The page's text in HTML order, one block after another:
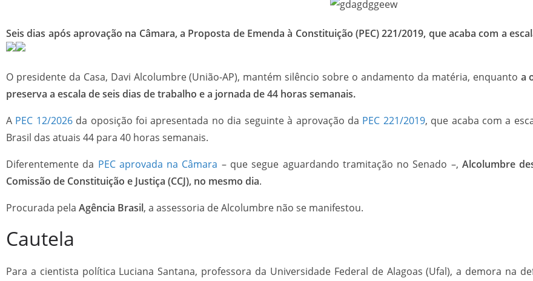
Seis dias após aprovação na Câmara, a Proposta de Emenda à Constituição (PEC) 221/2019, que acaba com a
O presidente da Casa, Davi Alcolumbre (União-AP), mantém silêncio sobre o andamento da matéria, enquanto a
preserva a escala de seis dias de trabalho e a jornada de 44 horas semanais.
A PEC 12/2026da oposição foi apresentada no dia seguinte à aprovação da PEC 221/2019, que acaba com a
Brasil das atuais 44 para 40 horas semanais.
Diferentemente da PEC aprovada na Câmara – que segue aguardando tramitação no Senado –,Alcolumbre
Comissão de Constituição e Justiça (CCJ), no mesmo dia.
Procurada pela Agência Brasil, a assessoria de Alcolumbre não se manifestou.
Cautela
Para a cientista política Luciana Santana, professora da Universidade Federal de Alagoas (Ufal), a demora na